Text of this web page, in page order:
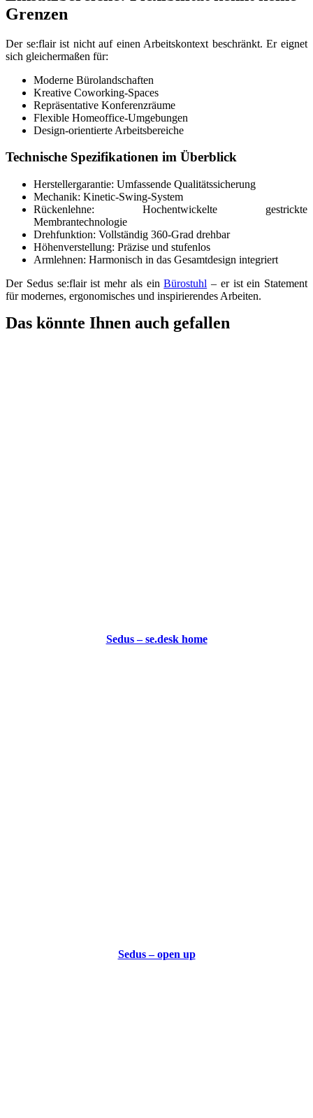
Grenzen
Der se:flair ist nicht auf einen Arbeitskontext beschränkt. Er eignet
sich gleichermaßen für:
Moderne Bürolandschaften
Kreative Coworking-Spaces
Repräsentative Konferenzräume
Flexible Homeoffice-Umgebungen
Design-orientierte Arbeitsbereiche
Technische Spezifikationen im Überblick
Herstellergarantie: Umfassende Qualitätssicherung
Mechanik: Kinetic-Swing-System
Rückenlehne: Hochentwickelte gestrickte
Membrantechnologie
Drehfunktion: Vollständig 360-Grad drehbar
Höhenverstellung: Präzise und stufenlos
Armlehnen: Harmonisch in das Gesamtdesign integriert
Der Sedus se:flair ist mehr als einBürostuhl – er ist ein Statement
für modernes, ergonomisches und inspirierendes Arbeiten.
Das könnte Ihnen auch gefallen
Sedus – se.desk home
Sedus – open up